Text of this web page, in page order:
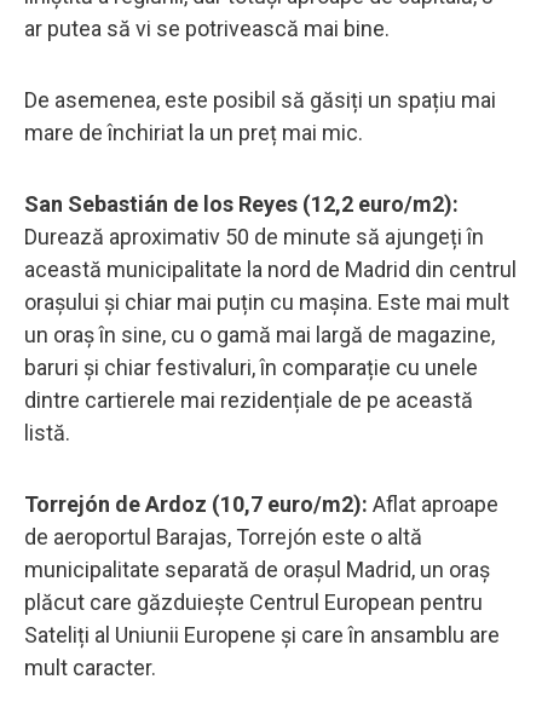
ar putea să vi se potrivească mai bine.
De asemenea, este posibil să găsiți un spațiu mai
mare de închiriat la un preț mai mic.
San Sebastián de los Reyes (12,2 euro/m2):
Durează aproximativ 50 de minute să ajungeți în
această municipalitate la nord de Madrid din centrul
orașului și chiar mai puțin cu mașina. Este mai mult
un oraș în sine, cu o gamă mai largă de magazine,
baruri și chiar festivaluri, în comparație cu unele
dintre cartierele mai rezidențiale de pe această
listă.
Torrejón de Ardoz (10,7 euro/m2): Aflat aproape
de aeroportul Barajas, Torrejón este o altă
municipalitate separată de orașul Madrid, un oraș
plăcut care găzduiește Centrul European pentru
Sateliți al Uniunii Europene și care în ansamblu are
mult caracter.